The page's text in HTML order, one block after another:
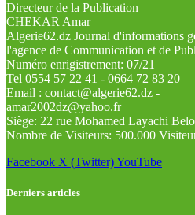
Directeur de la Publication
CHEKAR Amar
Algerie62.dz Journal d'informations
l'agence de Communication et de
Numéro enrigistrement: 07/21
Tel 0554 57 22 41 - 0664 72 83 20
Email : contact@algerie62.dz -
amar2002dz@yahoo.fr
Siège: 22 rue Mohamed Layachi
Nombre de Visiteurs: 500.000
Facebook X (Twitter)YouTube
Derniers articles